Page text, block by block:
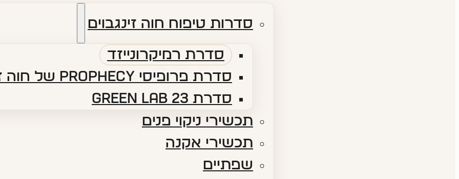
סדרות טיפוח חוה זינגבוים
סדרת רמיקרונייזד
סדרת פרופיסי PROPHECY של חוה זינגבוים
סדרת green lab 23
תכשירי ניקוי פנים
תכשירי אקנה
שפתיים